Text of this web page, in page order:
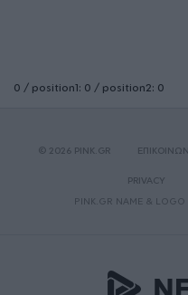
0 / position1: 0 / position2: 0
© 2026 PINK.GR
PRIVACY
PINK.GR NAME & LOGO